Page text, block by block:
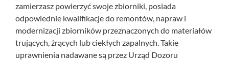
zamierzasz powierzyć swoje zbiorniki, posiada
odpowiednie kwalifikacje do remontów, napraw i
modernizacji zbiorników przeznaczonych do materiałów
trujących, żrących lub ciekłych zapalnych. Takie
uprawnienia nadawane są przez Urząd Dozoru